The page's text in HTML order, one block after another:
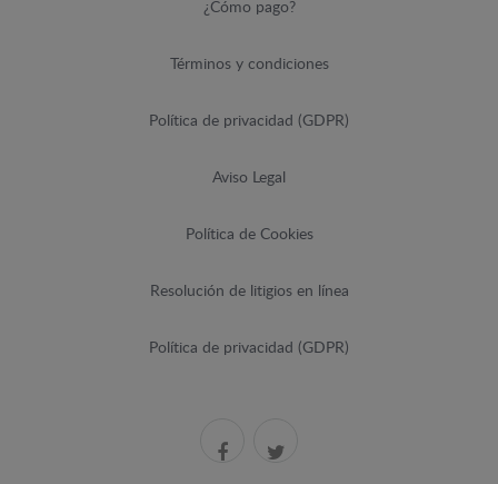
¿Cómo pago?
Términos y condiciones
Política de privacidad (GDPR)
Aviso Legal
Política de Cookies
Resolución de litigios en línea
Política de privacidad (GDPR)